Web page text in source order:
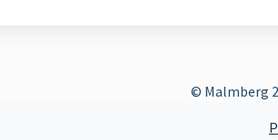
© Malmberg